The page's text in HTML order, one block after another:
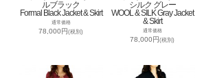
ルブラック
Formal Black Jacket & Skirt
通常価格
78,000円(税別)
シルク グレー
WOOL & SILK Gray Jacket
& Skirt
通常価格
78,000円(税別)